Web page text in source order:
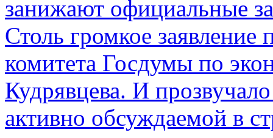
занижают официальные
Столь громкое заявление
комитета Госдумы по
Кудрявцева. И
активно обсуждаемой в